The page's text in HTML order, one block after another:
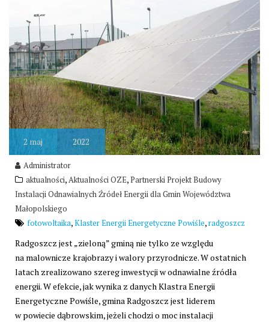
2maj 2022
Administrator
aktualności,Aktualności OZE,Partnerski Projekt Budowy
Instalacji Odnawialnych Źródeł Energii dla Gmin Województwa
Małopolskiego
fotowoltaika,Klaster Energii Energetyczne Powiśle,radgoszcz
Radgoszcz jest „zieloną” gminą nie tylko ze względu
na malownicze krajobrazy i walory przyrodnicze. W ostatnich
latach zrealizowano szereg inwestycji w odnawialne źródła
energii. W efekcie, jak wynika z danych Klastra Energii
Energetyczne Powiśle, gmina Radgoszcz jest liderem
w powiecie dąbrowskim, jeżeli chodzi o moc instalacji